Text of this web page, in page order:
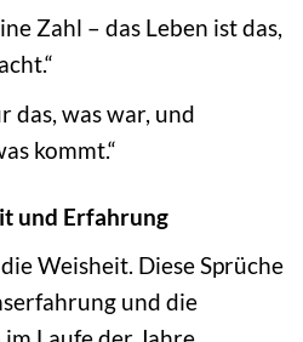
Zahl – das Leben ist das,
das, was war, und
kommt.“
und Erfahrung
Weisheit. Diese Sprüche
und die